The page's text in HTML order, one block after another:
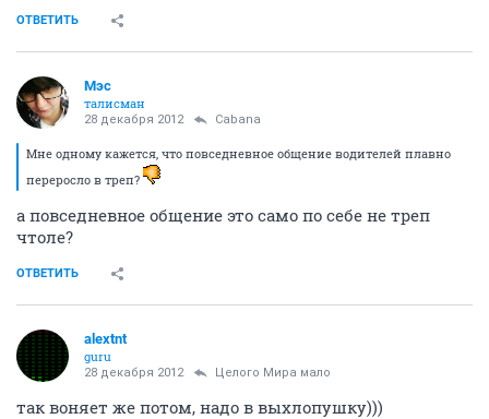
ОТВЕТИТЬ
Мэс
талисман
28 декабря 2012 Cabana
Мне одному кажется, что повседневное общение водителей плавно
переросло в треп?
а повседневное общение это само по себе не треп
чтоле?
ОТВЕТИТЬ
alextnt
guru
28 декабря 2012 Целого Мира мало
так воняет же потом, надо в выхлопушку)))